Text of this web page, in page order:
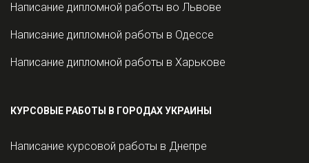
Написание дипломной работы во Львове
Написание дипломной работы в Одессе
Написание дипломной работы в Харькове
КУРСОВЫЕ РАБОТЫ В ГОРОДАХ УКРАИНЫ
Написание курсовой работы в Днепре